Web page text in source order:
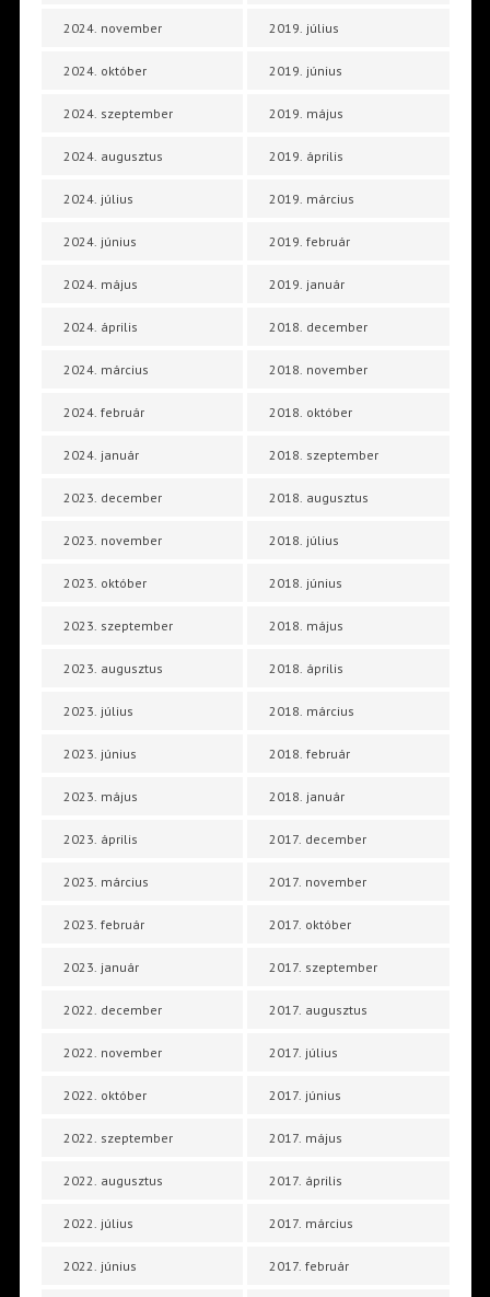
2024. november
2024. október
2024. szeptember
2024. augusztus
2024. július
2024. június
2024. május
2024. április
2024. március
2024. február
2024. január
2023. december
2023. november
2023. október
2023. szeptember
2023. augusztus
2023. július
2023. június
2023. május
2023. április
2023. március
2023. február
2023. január
2022. december
2022. november
2022. október
2022. szeptember
2022. augusztus
2022. július
2022. június
2019. július
2019. június
2019. május
2019. április
2019. március
2019. február
2019. január
2018. december
2018. november
2018. október
2018. szeptember
2018. augusztus
2018. július
2018. június
2018. május
2018. április
2018. március
2018. február
2018. január
2017. december
2017. november
2017. október
2017. szeptember
2017. augusztus
2017. július
2017. június
2017. május
2017. április
2017. március
2017. február